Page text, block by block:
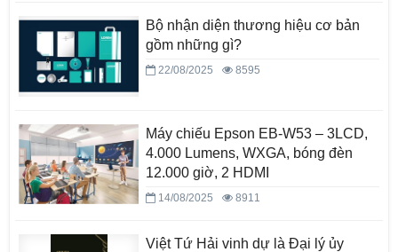
Bộ nhận diện thương hiệu cơ bản
gồm những gì?
22/08/2025 8595
Máy chiếu Epson EB-W53 – 3LCD,
4.000 Lumens, WXGA, bóng đèn
12.000 giờ, 2 HDMI
14/08/2025 8911
Việt Tứ Hải vinh dự là Đại lý ủy